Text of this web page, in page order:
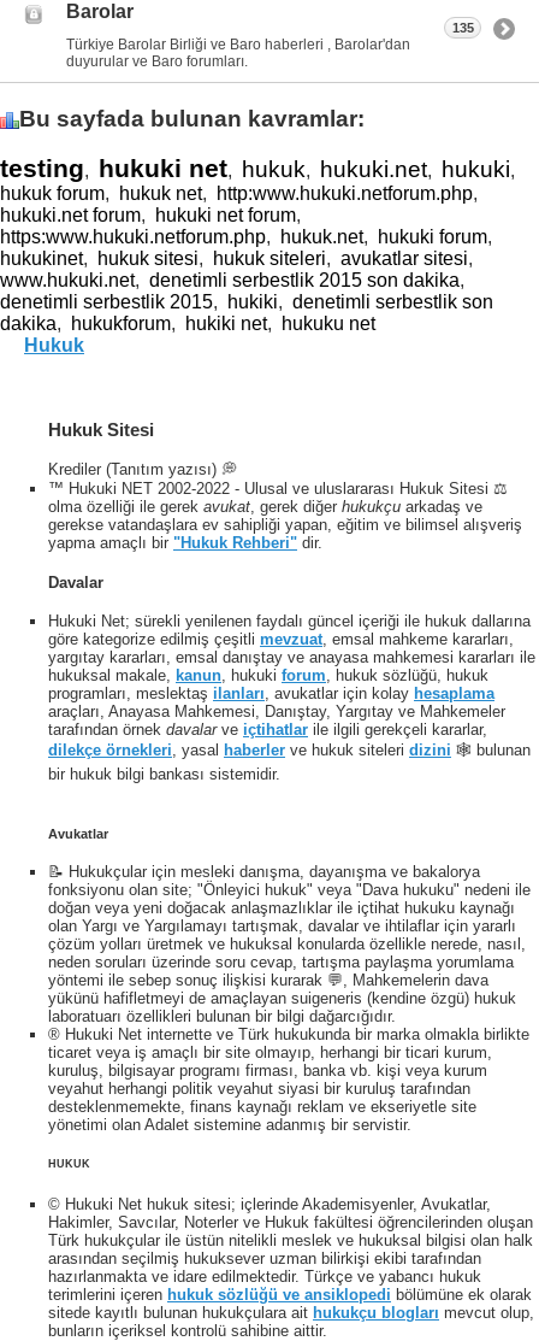
Barolar
Türkiye Barolar Birliği ve Baro haberleri , Barolar'dan
duyurular ve Baro forumları.
135
Bu sayfada bulunan kavramlar:
testing, hukuki net, hukuk, hukuki.net, hukuki,
hukuk forum, hukuk net, http:www.hukuki.netforum.php,
hukuki.net forum, hukuki net forum,
https:www.hukuki.netforum.php, hukuk.net, hukuki forum,
hukukinet, hukuk sitesi, hukuk siteleri, avukatlar sitesi,
www.hukuki.net, denetimli serbestlik 2015 son dakika,
denetimli serbestlik 2015, hukiki, denetimli serbestlik son
dakika, hukukforum, hukiki net,
hukuku net
Hukuk
Hukuk Sitesi
Krediler (Tanıtım yazısı) 💭
™ Hukuki NET 2002-2022 - Ulusal ve uluslararası Hukuk Sitesi ⚖️
olma özelliği ile gerek avukat, gerek diğer hukukçu arkadaş ve
gerekse vatandaşlara ev sahipliği yapan, eğitim ve bilimsel alışveriş
yapma amaçlı bir "Hukuk Rehberi" dir.
Davalar
Hukuki Net; sürekli yenilenen faydalı güncel içeriği ile hukuk dallarına
göre kategorize edilmiş çeşitli mevzuat, emsal mahkeme kararları,
yargıtay kararları, emsal danıştay ve anayasa mahkemesi kararları ile
hukuksal makale, kanun, hukuki forum, hukuk sözlüğü, hukuk
programları, meslektaş ilanları, avukatlar için kolay hesaplama
araçları, Anayasa Mahkemesi, Danıştay, Yargıtay ve Mahkemeler
tarafından örnek davalarve içtihatlar ile ilgili gerekçeli kararlar,
dilekçe örnekleri, yasal haberler ve hukuk siteleri dizini 🕸 bulunan
bir hukuk bilgi bankası sistemidir.
Avukatlar
📝 Hukukçular için mesleki danışma, dayanışma ve bakalorya
fonksiyonu olan site; "Önleyici hukuk" veya "Dava hukuku" nedeni ile
doğan veya yeni doğacak anlaşmazlıklar ile içtihat hukuku kaynağı
olan Yargı ve Yargılamayı tartışmak, davalar ve ihtilaflar için yararlı
çözüm yolları üretmek ve hukuksal konularda özellikle nerede, nasıl,
neden soruları üzerinde soru cevap, tartışma paylaşma yorumlama
yöntemi ile sebep sonuç ilişkisi kurarak 💬, Mahkemelerin dava
yükünü hafifletmeyi de amaçlayan suigeneris (kendine özgü) hukuk
laboratuarı özellikleri bulunan bir bilgi dağarcığıdır.
® Hukuki Net internette ve Türk hukukunda bir marka olmakla birlikte
ticaret veya iş amaçlı bir site olmayıp, herhangi bir ticari kurum,
kuruluş, bilgisayar programı firması, banka vb. kişi veya kurum
veyahut herhangi politik veyahut siyasi bir kuruluş tarafından
desteklenmemekte, finans kaynağı reklam ve ekseriyetle site
yönetimi olan Adalet sistemine adanmış bir servistir.
HUKUK
© Hukuki Net hukuk sitesi; içlerinde Akademisyenler, Avukatlar,
Hakimler, Savcılar, Noterler ve Hukuk fakültesi öğrencilerinden oluşan
Türk hukukçular ile üstün nitelikli meslek ve hukuksal bilgisi olan halk
arasından seçilmiş hukuksever uzman bilirkişi ekibi tarafından
hazırlanmakta ve idare edilmektedir. Türkçe ve yabancı hukuk
terimlerini içeren hukuk sözlüğü ve ansiklopedi bölümüne ek olarak
sitede kayıtlı bulunan hukukçulara ait hukukçu blogları mevcut olup,
bunların içeriksel kontrolü sahibine aittir.